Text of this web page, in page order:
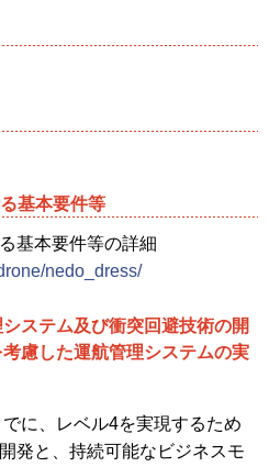
基本要件等
基本要件等の詳細
nedo_dress/
システム及び衝突回避技術の開
慮した運航管理システムの実
に、レベル4を実現するため
発と、持続可能なビジネスモ